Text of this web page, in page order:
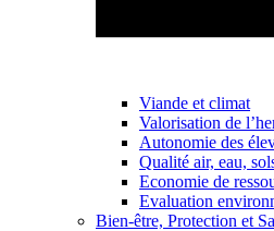
Viande et climat
Valorisation de
Autonomie des
Qualité air, eau,
Economie de
Evaluation
Bien-être, Protection et